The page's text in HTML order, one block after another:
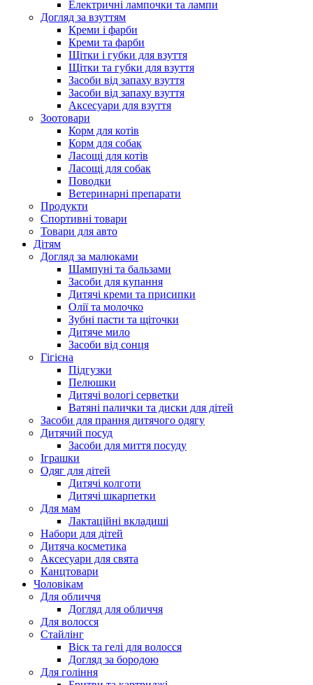
Електричні лампочки та лампи
Догляд за взуттям
Креми і фарби
Креми та фарби
Щітки і губки для взуття
Щітки та губки для взуття
Засоби від запаху взуття
Засоби від запаху взуття
Аксесуари для взуття
Зоотовари
Корм для котів
Корм для собак
Ласощі для котів
Ласощі для собак
Поводки
Ветеринарні препарати
Продукти
Спортивні товари
Товари для авто
Дітям
Догляд за малюками
Шампуні та бальзами
Засоби для купання
Дитячі креми та присипки
Олії та молочко
Зубні пасти та щіточки
Дитяче мило
Засоби від сонця
Гігієна
Підгузки
Пелюшки
Дитячі вологі серветки
Ватяні палички та диски для дітей
Засоби для прання дитячого одягу
Дитячий посуд
Засоби для миття посуду
Іграшки
Одяг для дітей
Дитячі колготи
Дитячі шкарпетки
Для мам
Лактаційні вкладиші
Набори для дітей
Дитяча косметика
Аксесуари для свята
Канцтовари
Чоловікам
Для обличчя
Догляд для обличчя
Для волосся
Стайлінг
Віск та гелі для волосся
Догляд за бородою
Для гоління